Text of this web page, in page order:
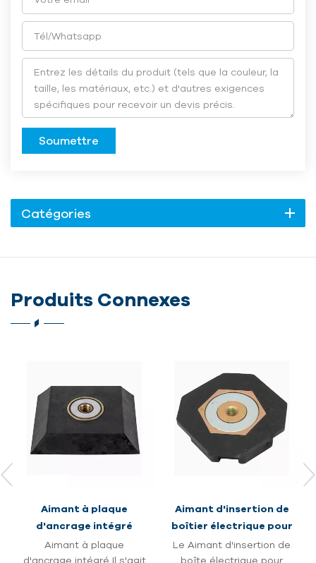
Soumettre
Catégories
Produits Connexes
Aimant d'insertion de
boîtier électrique pour
béton préfabriqué
Le Aimant d'insertion de
boîte électrique pour
Aimant de fixation
intégré pour tuyaux
ondulés
Aimant de fixation à
soufflet intégré Il s'agit